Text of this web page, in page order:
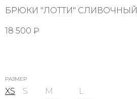
БРЮКИ "ЛОТТИ" СЛИВОЧНЫЙ
18 500 ₽
РАЗМЕР
XS S M L